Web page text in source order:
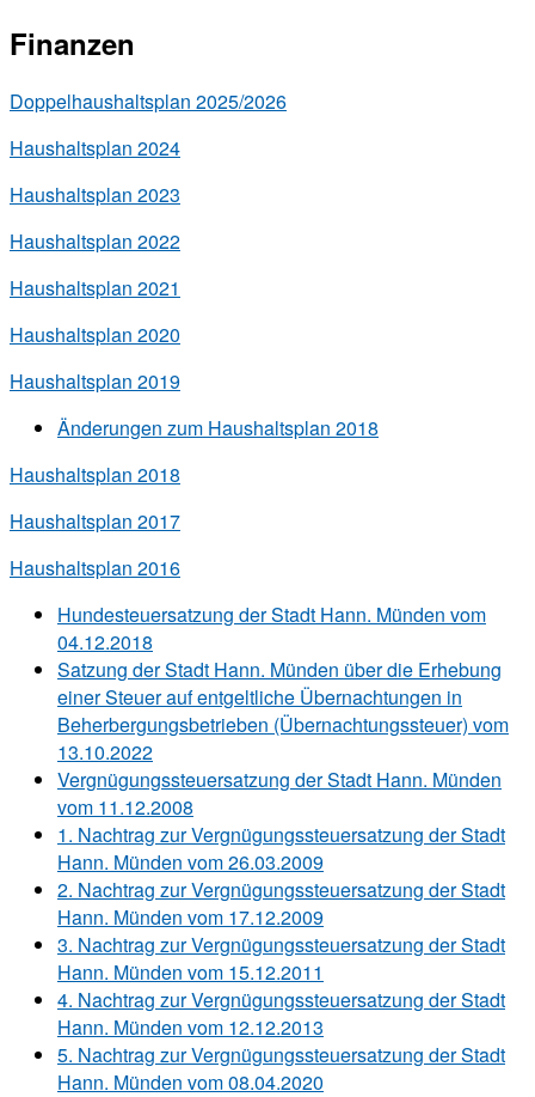
Finanzen
Doppelhaushaltsplan 2025/2026
Haushaltsplan 2024
Haushaltsplan 2023
Haushaltsplan 2022
Haushaltsplan 2021
Haushaltsplan 2020
Haushaltsplan 2019
Änderungen zum Haushaltsplan 2018
Haushaltsplan 2018
Haushaltsplan 2017
Haushaltsplan 2016
Hundesteuersatzung der Stadt Hann. Münden vom
04.12.2018
Satzung der Stadt Hann. Münden über die Erhebung
einer Steuer auf entgeltliche Übernachtungen in
Beherbergungsbetrieben (Übernachtungssteuer) vom
13.10.2022
Vergnügungssteuersatzung der Stadt Hann. Münden
vom 11.12.2008
1. Nachtrag zur Vergnügungssteuersatzung der Stadt
Hann. Münden vom 26.03.2009
2. Nachtrag zur Vergnügungssteuersatzung der Stadt
Hann. Münden vom 17.12.2009
3. Nachtrag zur Vergnügungssteuersatzung der Stadt
Hann. Münden vom 15.12.2011
4. Nachtrag zur Vergnügungssteuersatzung der Stadt
Hann. Münden vom 12.12.2013
5. Nachtrag zur Vergnügungssteuersatzung der Stadt
Hann. Münden vom 08.04.2020